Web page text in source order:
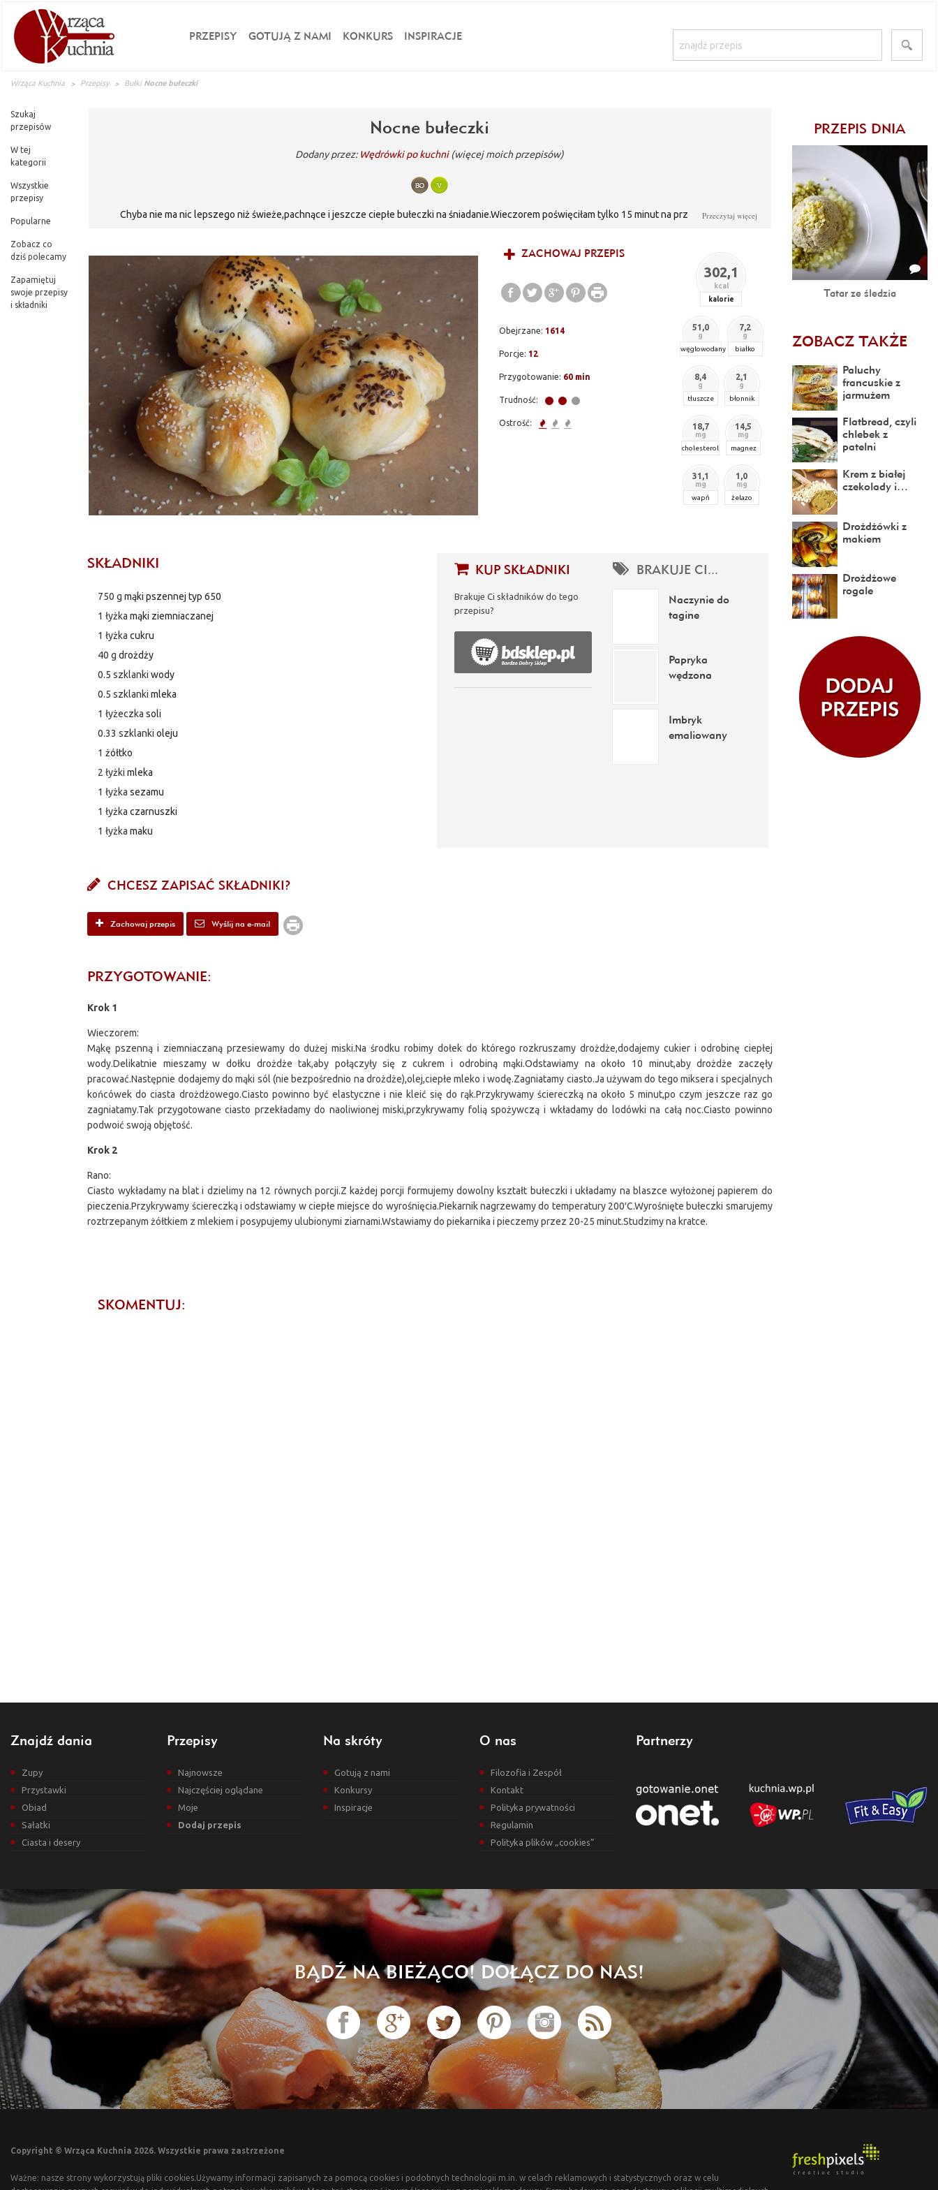
PRZEPISY GOTUJĄ Z NAMI KONKURS INSPIRACJE
Wrząca Kuchnia Przepisy Bułki Nocne bułeczki
Szukaj
przepisów
W tej
kategorii
Wszystkie
przepisy
Popularne
Zobacz co
dziś polecamy
Zapamiętuj
swoje przepisy
i składniki
Nocne bułeczki
Dodany przez:Wędrówki po kuchni (więcej moich przepisów)
Chyba nie ma nic lepszego niż świeże,pachnące i jeszcze ciepłe bułeczki na śniadanie.Wieczorem poświęciłam tylko 15 minut na przygotowanie
Przeczytaj więcej
ZACHOWAJ PRZEPIS
Obejrzane: 1614
Porcje: 12
Przygotowanie: 60 min
Trudność:
Ostrość:
302,1
kcal
kalorie
51,0
g
węglowodany
7,2
g
białko
8,4
g
tłuszcze
2,1
g
błonnik
18,7
mg
cholesterol
14,5
mg
magnez
31,1
mg
wapń
1,0
mg
żelazo
SKŁADNIKI
750 g mąki pszennej typ 650
1 łyżka mąki ziemniaczanej
1 łyżka cukru
40 g drożdży
0.5 szklanki wody
0.5 szklanki mleka
1 łyżeczka soli
0.33 szklanki oleju
1żółtko
2 łyżki mleka
1 łyżka sezamu
1 łyżka czarnuszki
1 łyżka maku
KUP SKŁADNIKI
Brakuje Ci składników do tego
przepisu?
BRAKUJE CI...
Naczynie do
tagine
Papryka
wędzona
Imbryk
emaliowany
CHCESZ ZAPISAĆ SKŁADNIKI?
Zachowaj przepis Wyślij na e-mail
PRZYGOTOWANIE:
Krok 1
Wieczorem:
Mąkę pszenną i ziemniaczaną przesiewamy do dużej miski.Na środku robimy dołek do którego rozkruszamy drożdże,dodajemy cukier i odrobinę ciepłej
wody.Delikatnie mieszamy w dołku drożdże tak,aby połączyły się z cukrem i odrobiną mąki.Odstawiamy na około 10 minut,aby drożdże zaczęły
pracować.Następnie dodajemy do mąki sól (nie bezpośrednio na drożdże),olej,ciepłe mleko i wodę.Zagniatamy ciasto.Ja używam do tego miksera i specjalnych
końcówek do ciasta drożdżowego.Ciasto powinno być elastyczne i nie kleić się do rąk.Przykrywamy ściereczką na około 5 minut,po czym jeszcze raz go
zagniatamy.Tak przygotowane ciasto przekładamy do naoliwionej miski,przykrywamy folią spożywczą i wkładamy do lodówki na całą noc.Ciasto powinno
podwoić swoją objętość.
Krok 2
Rano:
Ciasto wykładamy na blat i dzielimy na 12 równych porcji.Z każdej porcji formujemy dowolny kształt bułeczki i układamy na blaszce wyłożonej papierem do
pieczenia.Przykrywamy ściereczką i odstawiamy w ciepłe miejsce do wyrośnięcia.Piekarnik nagrzewamy do temperatury 200′C.Wyrośnięte bułeczki smarujemy
roztrzepanym żółtkiem z mlekiem i posypujemy ulubionymi ziarnami.Wstawiamy do piekarnika i pieczemy przez 20-25 minut.Studzimy na kratce.
SKOMENTUJ:
PRZEPIS DNIA
Tatar ze śledzia
ZOBACZ TAKŻE
Paluchy
francuskie z
jarmużem
Flatbread, czyli
chlebek z
patelni
Krem z białej
czekolady i…
Drożdżówki z
makiem
Drożdżowe
rogale
Znajdź dania
Zupy
Przystawki
Obiad
Sałatki
Ciasta i desery
Przepisy
Najnowsze
Najczęściej oglądane
Moje
Dodaj przepis
Na skróty
Gotują z nami
Konkursy
Inspiracje
O nas
Filozofia i Zespół
Kontakt
Polityka prywatności
Regulamin
Polityka plików „cookies”
Partnerzy
BĄDŹ NA BIEŻĄCO! DOŁĄCZ DO NAS!
Copyright © Wrząca Kuchnia 2026. Wszystkie prawa zastrzeżone
Ważne: nasze strony wykorzystują pliki cookies.Używamy informacji zapisanych za pomocą cookies i podobnych technologii m.in. w celach reklamowych i statystycznych oraz w celu